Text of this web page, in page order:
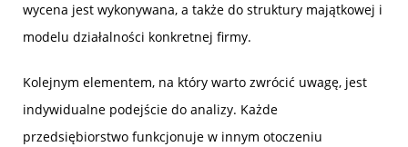
wycena jest wykonywana, a także do struktury majątkowej i
modelu działalności konkretnej firmy.
Kolejnym elementem, na który warto zwrócić uwagę, jest
indywidualne podejście do analizy. Każde
przedsiębiorstwo funkcjonuje w innym otoczeniu